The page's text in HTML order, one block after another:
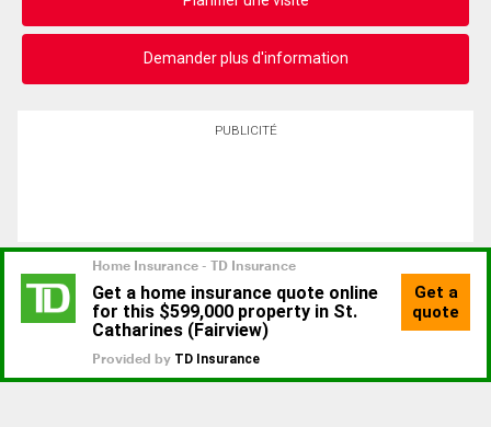
Demander plus d'information
PUBLICITÉ